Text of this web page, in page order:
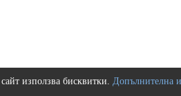
използва бисквитки. Допълнителна